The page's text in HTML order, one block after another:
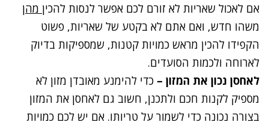
אם לאכול שאריות לא זורם לכם אפשר לנסות להכין מהן
משהו חדש, ואם אתם לא בקטע של שאריות, פשוט
הקפידו להכין מראש כמויות קטנות, שמספיקות בדיוק
לארוחה ולכמות הסועדים.
לאחסן נכון את המזון – כדי להימנע מאובדן מזון לא
מספיק לקנות חכם ולתכנן, חשוב גם לאחסן את המזון
בצורה נכונה כדי לשמור על טריותו. אם יש לכם כמויות